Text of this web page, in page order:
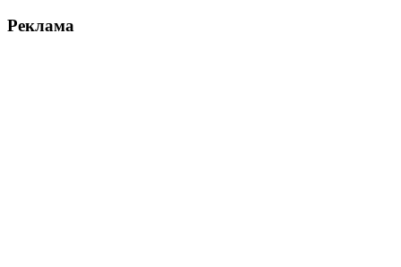
Реклама